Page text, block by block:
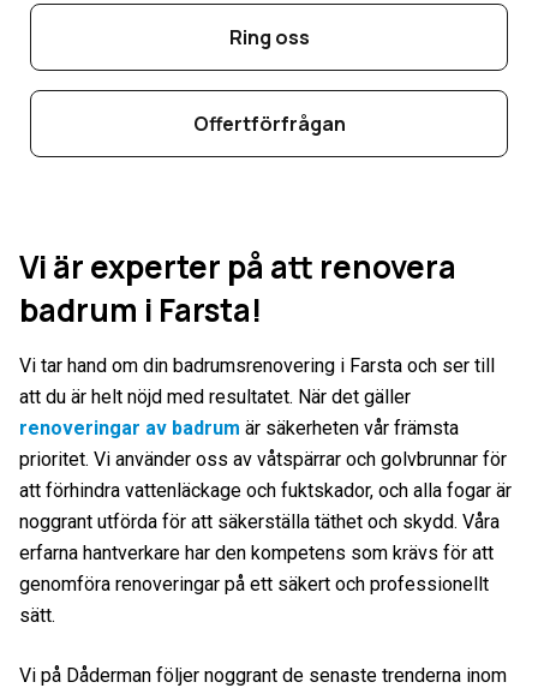
Ring oss
Offertförfrågan
Vi är experter på att renovera
badrum i Farsta!
Vi tar hand om din badrumsrenovering i Farsta och ser till
att du är helt nöjd med resultatet. När det gäller
renoveringar av badrum är säkerheten vår främsta
prioritet. Vi använder oss av våtspärrar och golvbrunnar för
att förhindra vattenläckage och fuktskador, och alla fogar är
noggrant utförda för att säkerställa täthet och skydd. Våra
erfarna hantverkare har den kompetens som krävs för att
genomföra renoveringar på ett säkert och professionellt
sätt.
Vi på Dåderman följer noggrant de senaste trenderna inom